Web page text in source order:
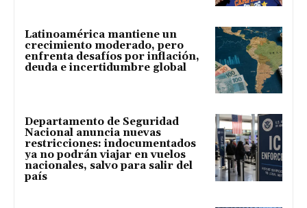
Latinoamérica mantiene un
crecimiento moderado, pero
enfrenta desafíos por inflación,
deuda e incertidumbre global
Departamento de Seguridad
Nacional anuncia nuevas
restricciones: indocumentados
ya no podrán viajar en vuelos
nacionales, salvo para salir del
país